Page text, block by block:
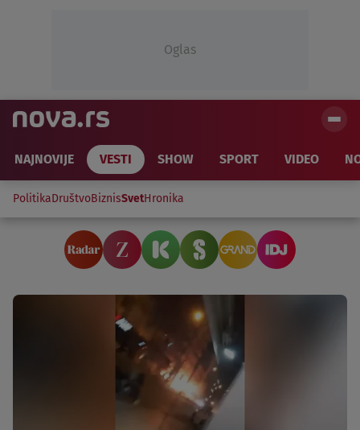
Oglas
NAJNOVIJE VESTI SHOW SPORT VIDEO
PolitikaDruštvoBiznisSvetHronika